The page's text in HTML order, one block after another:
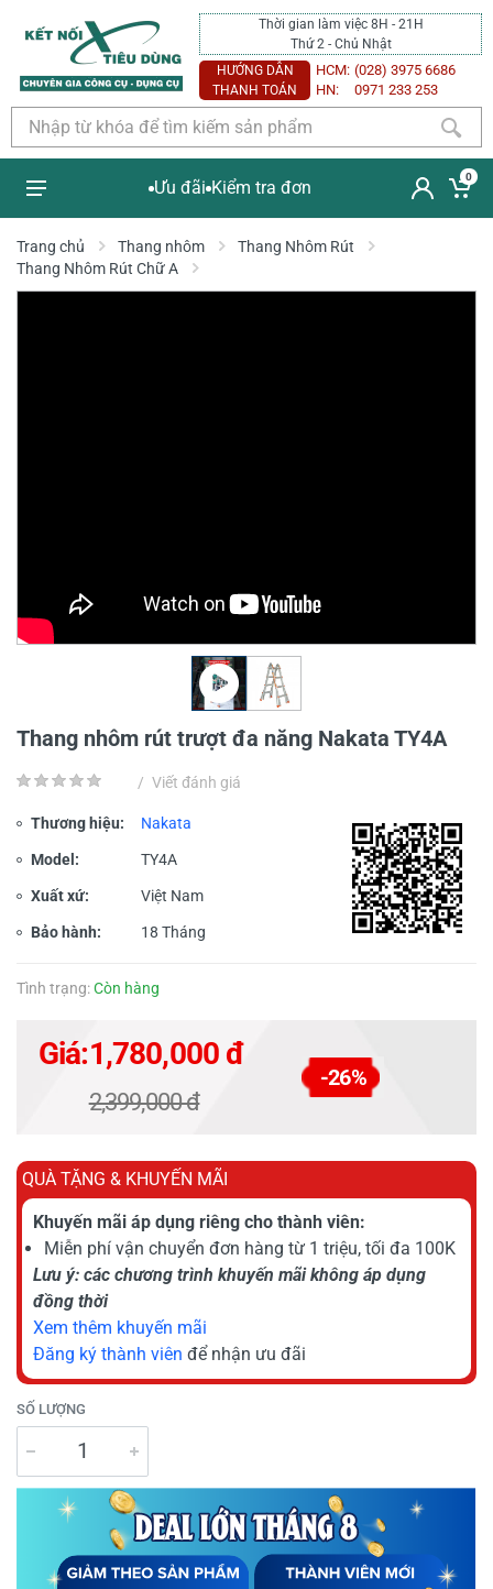
Thời gian làm việc 8H - 21H
Thứ 2 - Chủ Nhật
HƯỚNG DẪN
THANH TOÁN
HCM: (028) 3975 6686
HN:
0971 233 253
Ưu đãi Kiểm tra đơn
0
Trang chủ Thang nhôm
Thang Nhôm Rút
Thang Nhôm Rút Chữ A
Thang nhôm rút trượt đa năng Nakata TY4A
/ Viết đánh giá
Thương hiệu: Nakata
Model: TY4A
Xuất xứ: Việt Nam
Bảo hành: 18 Tháng
Tình trạng:Còn hàng
Giá:1,780,000 đ
2,399,000 đ
-26%
QUÀ TẶNG & KHUYẾN MÃI
Khuyến mãi áp dụng riêng cho thành viên:
Miễn phí vận chuyển đơn hàng từ 1 triệu, tối đa 100K
Lưu ý: các chương trình khuyến mãi không áp dụng
đồng thời
Xem thêm khuyến mãi
Đăng ký thành viên để nhận ưu đãi
SỐ LƯỢNG